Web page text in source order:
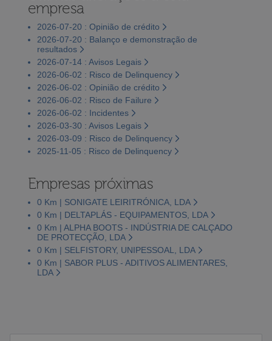
empresa
2026-07-20 : Opinião de crédito
2026-07-20 : Balanço e demonstração de
resultados
2026-07-14 : Avisos Legais
2026-06-02 : Risco de Delinquency
2026-06-02 : Opinião de crédito
2026-06-02 : Risco de Failure
2026-06-02 : Incidentes
2026-03-30 : Avisos Legais
2026-03-09 : Risco de Delinquency
2025-11-05 : Risco de Delinquency
Empresas próximas
0 Km | SONIGATE LEIRITRÓNICA, LDA
0 Km | DELTAPLÁS - EQUIPAMENTOS, LDA
0 Km | ALPHA BOOTS - INDÚSTRIA DE CALÇADO
DE PROTECÇÃO, LDA
0 Km | SELFISTORY, UNIPESSOAL, LDA
0 Km | SABOR PLUS - ADITIVOS ALIMENTARES,
LDA